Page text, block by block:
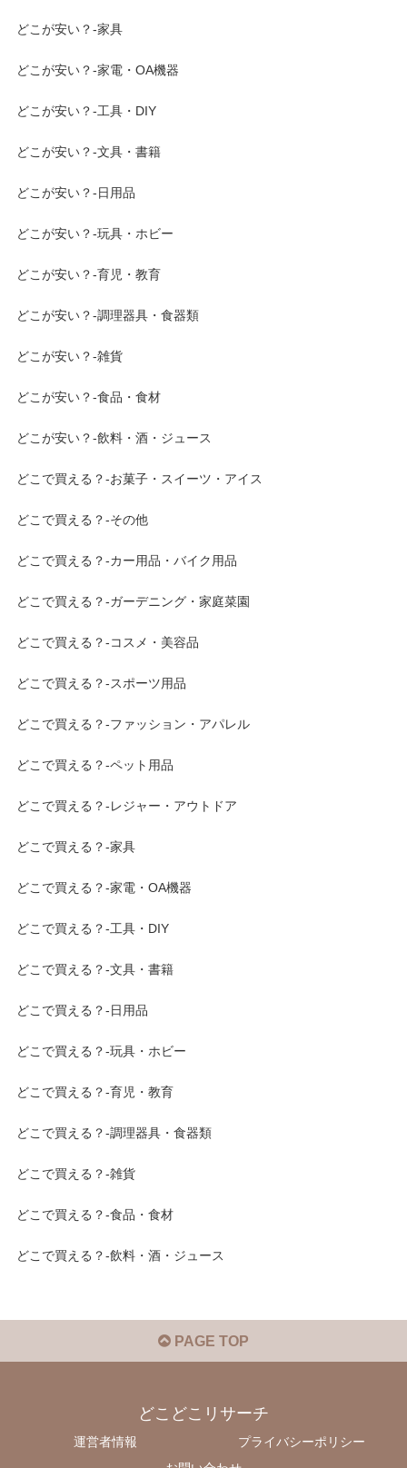
どこが安い？-家具
どこが安い？-家電・OA機器
どこが安い？-工具・DIY
どこが安い？-文具・書籍
どこが安い？-日用品
どこが安い？-玩具・ホビー
どこが安い？-育児・教育
どこが安い？-調理器具・食器類
どこが安い？-雑貨
どこが安い？-食品・食材
どこが安い？-飲料・酒・ジュース
どこで買える？-お菓子・スイーツ・アイス
どこで買える？-その他
どこで買える？-カー用品・バイク用品
どこで買える？-ガーデニング・家庭菜園
どこで買える？-コスメ・美容品
どこで買える？-スポーツ用品
どこで買える？-ファッション・アパレル
どこで買える？-ペット用品
どこで買える？-レジャー・アウトドア
どこで買える？-家具
どこで買える？-家電・OA機器
どこで買える？-工具・DIY
どこで買える？-文具・書籍
どこで買える？-日用品
どこで買える？-玩具・ホビー
どこで買える？-育児・教育
どこで買える？-調理器具・食器類
どこで買える？-雑貨
どこで買える？-食品・食材
どこで買える？-飲料・酒・ジュース
PAGE TOP
どこどこリサーチ
運営者情報
プライバシーポリシー